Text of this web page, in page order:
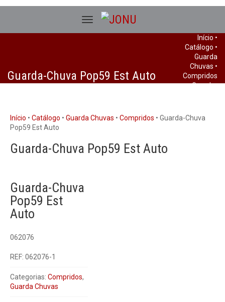
Guarda-Chuva Pop59 Est Auto
Início •
Catálogo •
Guarda
Chuvas •
Compridos
• Guarda-
Início • Catálogo • Guarda Chuvas • Compridos • Guarda-Chuva
Pop59 Est Auto
Guarda-Chuva Pop59 Est Auto
Guarda-Chuva
Pop59 Est
Auto
062076
REF: 062076-1
Categorias: Compridos,
Guarda Chuvas